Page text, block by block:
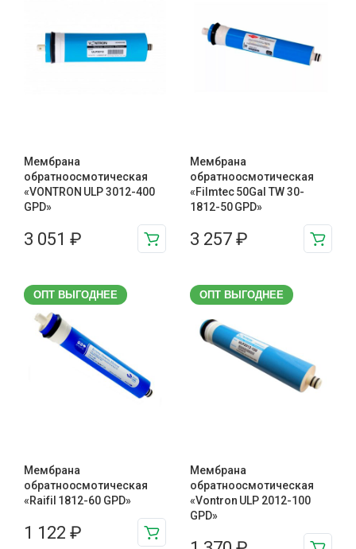
Мембрана
обратноосмотическая
«VONTRON ULP 3012-400
GPD»
3 051 ₽
Мембрана
обратноосмотическая
«Filmtec 50Gal TW 30-
1812-50 GPD»
3 257 ₽
ОПТ ВЫГОДНЕЕ
Мембрана
обратноосмотическая
«Raifil 1812-60 GPD»
1 122 ₽
ОПТ ВЫГОДНЕЕ
Мембрана
обратноосмотическая
«Vontron ULP 2012-100
GPD»